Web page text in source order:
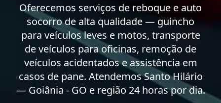
Oferecemos serviços de reboque e auto
socorro de alta qualidade — guincho
para veículos leves e motos, transporte
de veículos para oficinas, remoção de
veículos acidentados e assistência em
casos de pane. Atendemos Santo Hilário
— Goiânia - GO e região 24 horas por dia.